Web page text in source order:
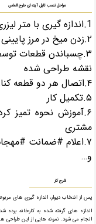
مراحل نصب تایل آینه ای طرح الماس
1.اندازه گیری با متر لیزری برای ایجاد حاشیه و قرنیز
۲.زدن میخ در مرز پایینی برای مهار جاذبه
۳.چسباندن قطعات
نقشه طراحی شده
۴.اتصال هر دو قطعه کنار هم با چسب نواری پهن برای تقسیم وزن
۵.تکمیل کار
۶.آموزش نحوه تمیز
مشتری
۷.اعلام #ضمانت #مهجام_شیشه به مشتری
و…
شرح کار
پس از انتخاب دیوار، اندازه گیری های
اندازه های گرفته شده به کارخانه
انجام می شود. نمونه هایی از این